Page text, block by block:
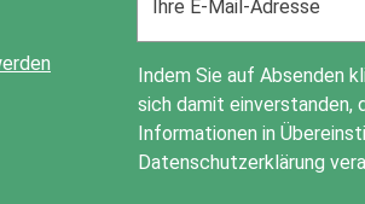
address
Indem Sie auf Absenden
sich damit einverstanden,
Informationen in
Datenschutzerklärung